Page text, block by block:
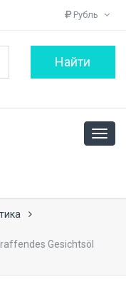
Рубль
Gesichtsöl